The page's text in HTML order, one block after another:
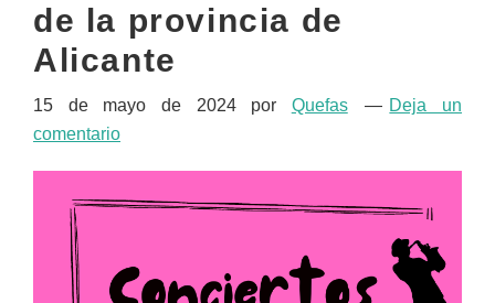
de la provincia de
Alicante
15 de mayo de 2024por Quefas
Deja un
comentario